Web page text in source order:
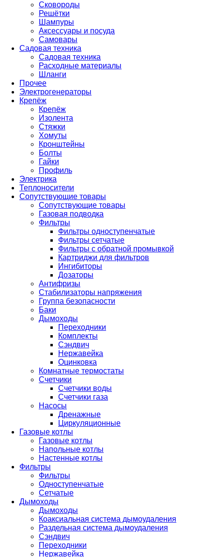
Сковороды
Решётки
Шампуры
Аксессуары и посуда
Самовары
Садовая техника
Садовая техника
Расходные материалы
Шланги
Прочее
Электрогенераторы
Крепёж
Крепёж
Изолента
Стяжки
Хомуты
Кронштейны
Болты
Гайки
Профиль
Электрика
Теплоносители
Сопутствующие товары
Сопутствующие товары
Газовая подводка
Фильтры
Фильтры одноступенчатые
Фильтры сетчатые
Фильтры с обратной промывкой
Картриджи для фильтров
Ингибиторы
Дозаторы
Антифризы
Стабилизаторы напряжения
Группа безопасности
Баки
Дымоходы
Переходники
Комплекты
Сэндвич
Нержавейка
Оцинковка
Комнатные термостаты
Счетчики
Счетчики воды
Счетчики газа
Насосы
Дренажные
Циркуляционные
Газовые котлы
Газовые котлы
Напольные котлы
Настенные котлы
Фильтры
Фильтры
Одноступенчатые
Сетчатые
Дымоходы
Дымоходы
Коаксиальная система дымоудаления
Раздельная система дымоудаления
Сэндвич
Переходники
Нержавейка